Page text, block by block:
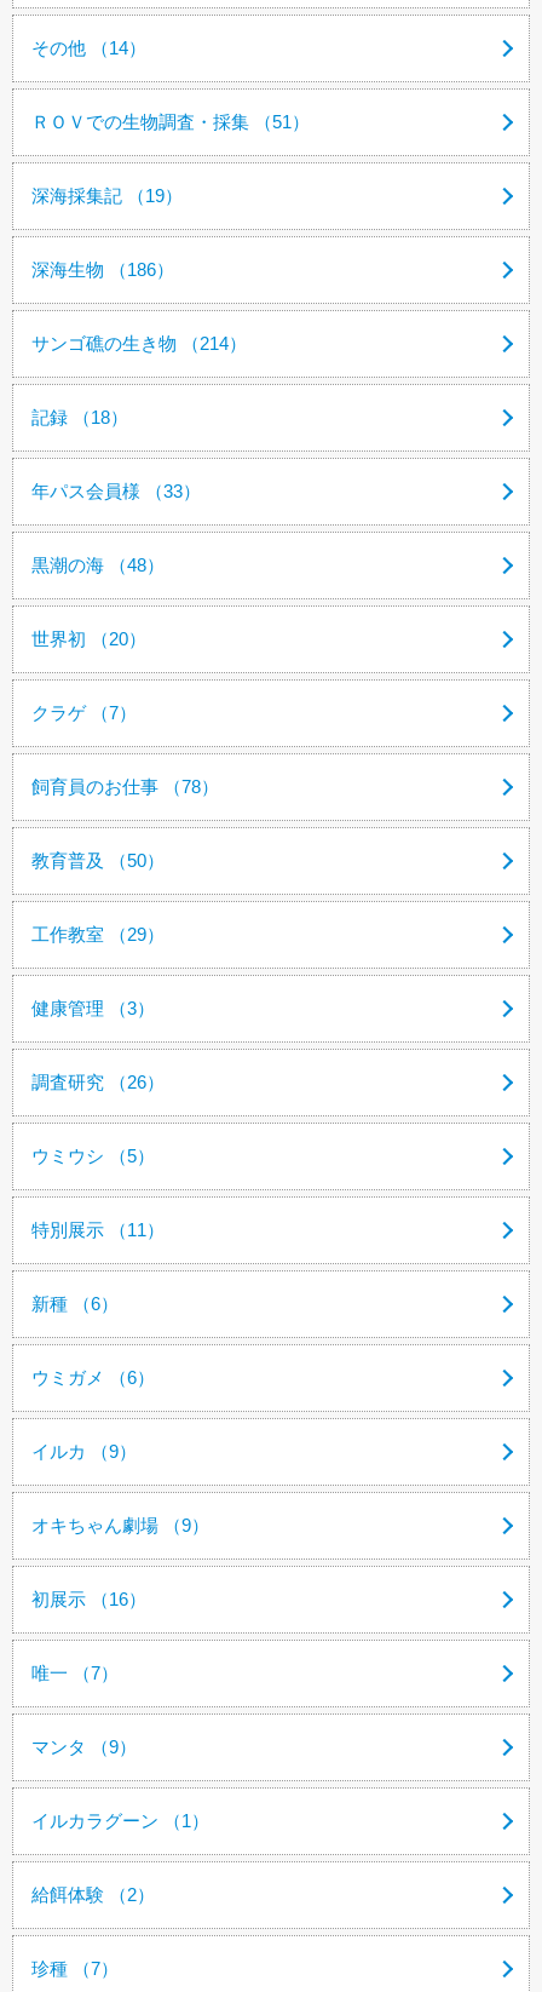
その他 （14）
ＲＯＶでの生物調査・採集 （51）
深海採集記 （19）
深海生物 （186）
サンゴ礁の生き物 （214）
記録 （18）
年パス会員様 （33）
黒潮の海 （48）
世界初 （20）
クラゲ （7）
飼育員のお仕事 （78）
教育普及 （50）
工作教室 （29）
健康管理 （3）
調査研究 （26）
ウミウシ （5）
特別展示 （11）
新種 （6）
ウミガメ （6）
イルカ （9）
オキちゃん劇場 （9）
初展示 （16）
唯一 （7）
マンタ （9）
イルカラグーン （1）
給餌体験 （2）
珍種 （7）